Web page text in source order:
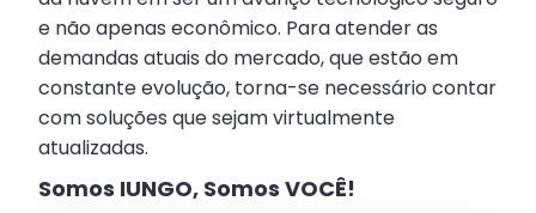
e não apenas econômico. Para atender as
demandas atuais do mercado, que estão em
constante evolução, torna-se necessário contar
com soluções que sejam virtualmente
atualizadas.
Somos IUNGO, Somos VOCÊ!